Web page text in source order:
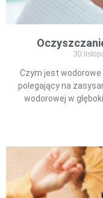
30
Czym jest
polegający na
wodorowej w